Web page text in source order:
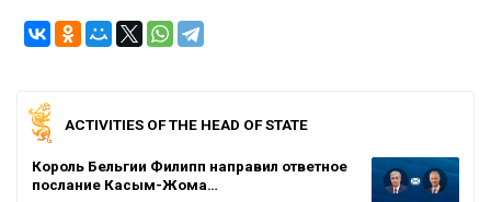
ACTIVITIES OF THE HEAD OF STATE
Король Бельгии Филипп направил ответное
послание Касым-Жома…